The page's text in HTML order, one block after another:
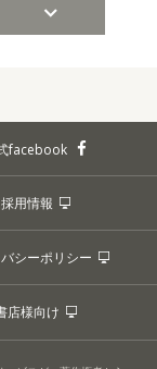
facebook
採用情報
シーポリシー
店様向け